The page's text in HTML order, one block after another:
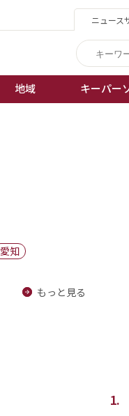
ニュース
地域 キーパー
愛知
もっと見る
1.